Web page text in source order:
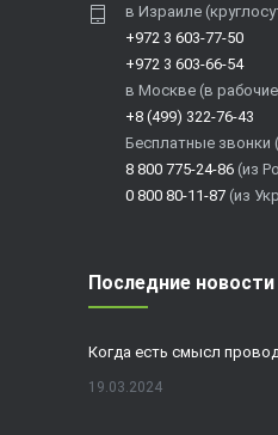
в Израиле
+972 3 603-77-50
+972 3 603-66-54
в Москве (в
+8 (499) 322-76-43
Бесплатные звонки
8 800 775-24-86 (из
0 800 80-11-87 (из
Последние новости
19.03.2024